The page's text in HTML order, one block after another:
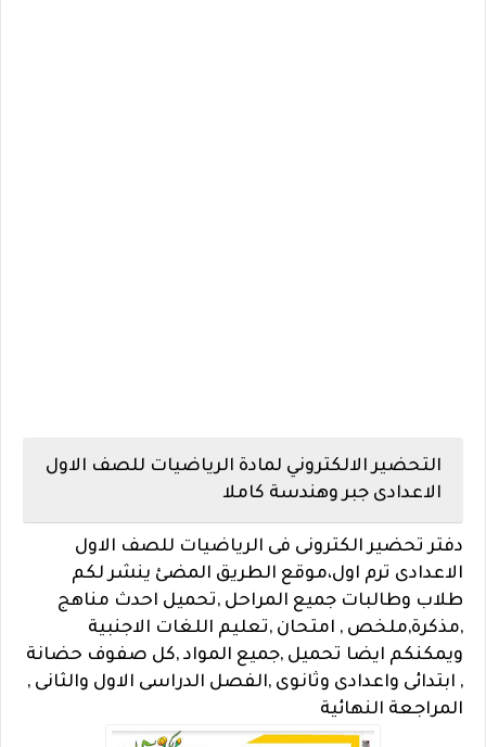
التحضير الالكتروني لمادة الرياضيات للصف الاول
الاعدادى جبر وهندسة كاملا
دفتر تحضير الكترونى فى الرياضيات للصف الاول
الاعدادى ترم اول،موقع الطريق المضئ ينشر لكم
طلاب وطالبات جميع المراحل ,تحميل احدث مناهج
,مذكرة,ملخص , امتحان ,تعليم اللغات الاجنبية
ويمكنكم ايضا تحميل ,جميع المواد ,كل صفوف حضانة
, ابتدائى واعدادى وثانوى ,الفصل الدراسى الاول والثانى ,
المراجعة النهائية